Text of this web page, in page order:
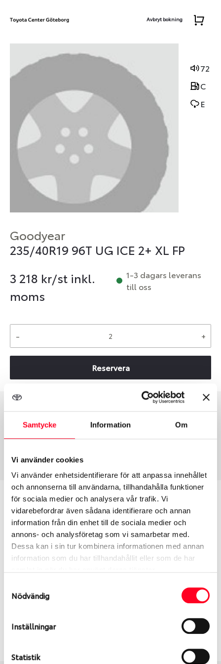
Samtycke Information Om
Vi använder cookies
Vi använder enhetsidentifierare för att anpassa innehållet
och annonserna till användarna, tillhandahålla funktioner
för sociala medier och analysera vår trafik. Vi
vidarebefordrar även sådana identifierare och annan
information från din enhet till de sociala medier och
annons- och analysföretag som vi samarbetar med.
Dessa kan i sin tur kombinera informationen med annan
information som du har tillhandahållit eller som de har
Nödvändig
Inställningar
Statistik
Avbryt bokning
72
C
E
Goodyear
235/40R19 96T UG ICE 2+ XL FP
3 218 kr/st inkl.
moms
1-3 dagars leverans
till oss
- +
Reservera
Däcktyp Däckstorlek
3727
Passar detta däck min bil?
Ange registreringsnummer för att se om det däck
du valt passar din bilmodell. Om du köper däck som
skall sättas på dina befintliga fälgar, se till att kolla
en extra gång så att däck och fälg har samma
bilen hade ut från fabrik.
S Sök